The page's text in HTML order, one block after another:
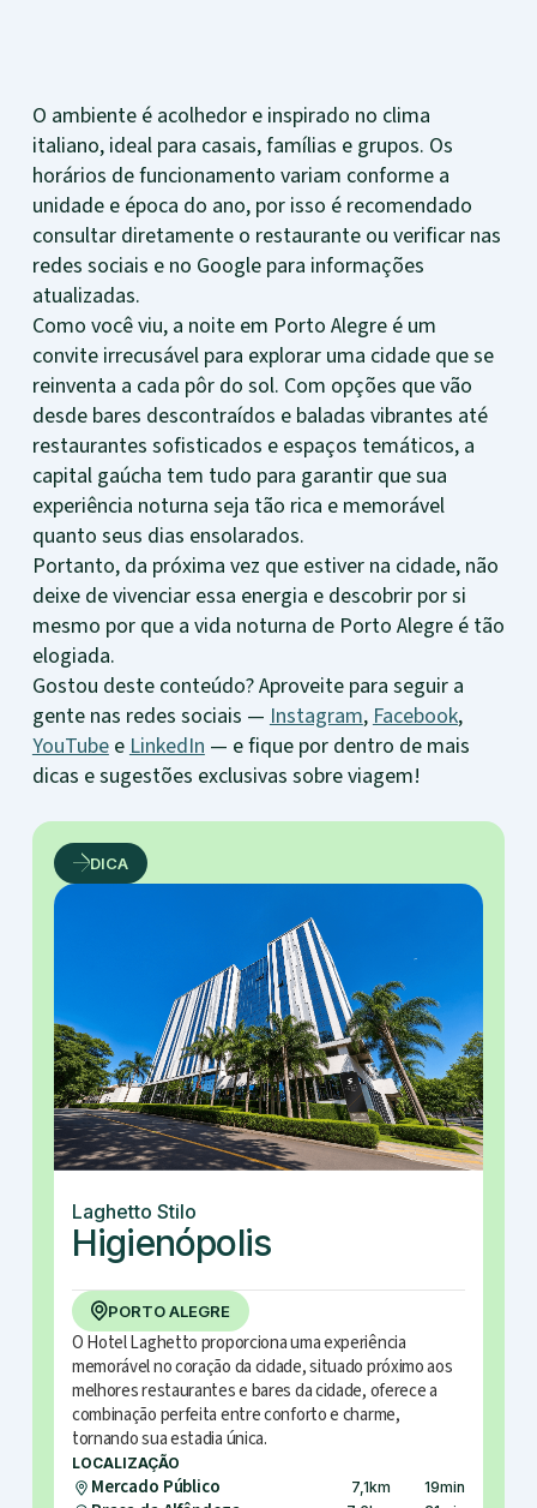
O ambiente é acolhedor e inspirado no clima
italiano, ideal para casais, famílias e grupos. Os
horários de funcionamento variam conforme a
unidade e época do ano, por isso é recomendado
consultar diretamente o restaurante ou verificar nas
redes sociais e no Google para informações
atualizadas.
Como você viu, a noite em Porto Alegre é um
convite irrecusável para explorar uma cidade que se
reinventa a cada pôr do sol. Com opções que vão
desde bares descontraídos e baladas vibrantes até
restaurantes sofisticados e espaços temáticos, a
capital gaúcha tem tudo para garantir que sua
experiência noturna seja tão rica e memorável
quanto seus dias ensolarados.
Portanto, da próxima vez que estiver na cidade, não
deixe de vivenciar essa energia e descobrir por si
mesmo por que a vida noturna de Porto Alegre é tão
elogiada.
Gostou deste conteúdo? Aproveite para seguir a
gente nas redes sociais —Instagram,Facebook,
YouTubeeLinkedIn— e fique por dentro de mais
dicas e sugestões exclusivas sobre viagem!
DICA
Laghetto Stilo
Higienópolis
PORTO ALEGRE
O Hotel Laghetto proporciona uma experiência
memorável no coração da cidade, situado próximo aos
melhores restaurantes e bares da cidade, oferece a
combinação perfeita entre conforto e charme,
tornando sua estadia única.
LOCALIZAÇÃO
Mercado Público 7,1km 19min